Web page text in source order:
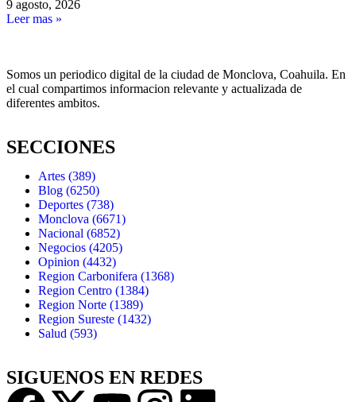
9 agosto, 2026
Leer mas »
Somos un periodico digital de la ciudad de Monclova, Coahuila. En
el cual compartimos informacion relevante y actualizada de
diferentes ambitos.
SECCIONES
Artes (389)
Blog (6250)
Deportes (738)
Monclova (6671)
Nacional (6852)
Negocios (4205)
Opinion (4432)
Region Carbonifera (1368)
Region Centro (1384)
Region Norte (1389)
Region Sureste (1432)
Salud (593)
SIGUENOS EN REDES